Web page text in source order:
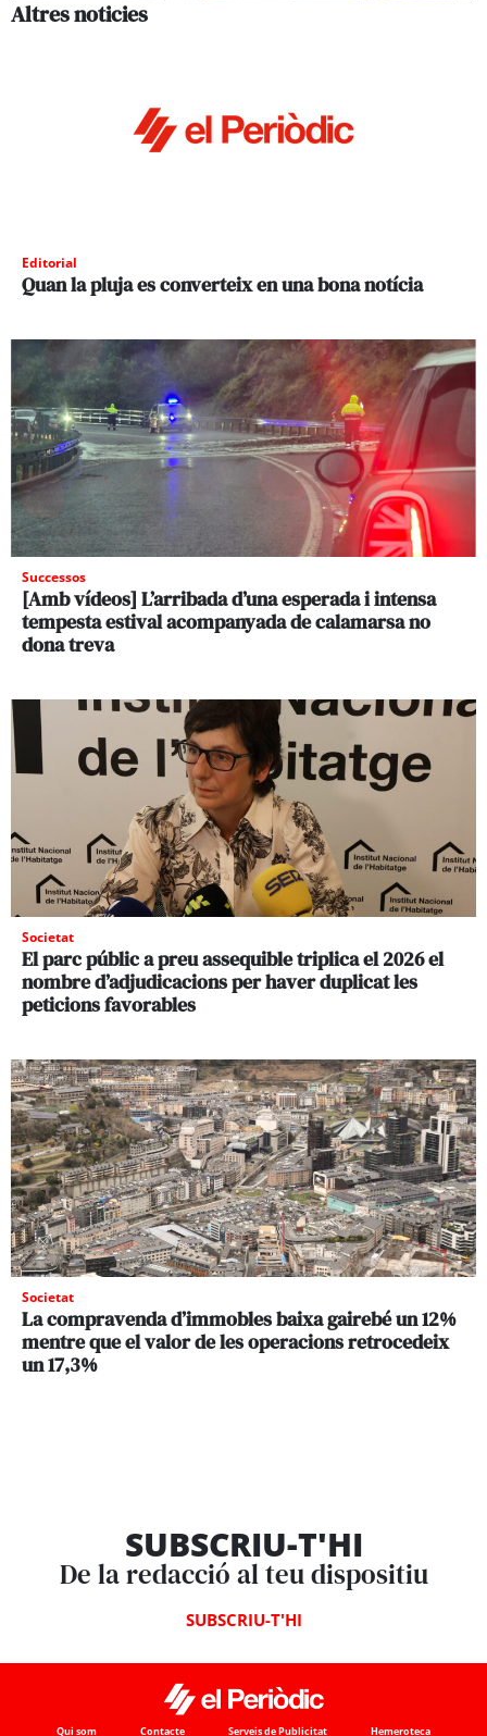
Altres noticies
Editorial
Quan la pluja es converteix en una bona notícia
Successos
[Amb vídeos] L’arribada d’una esperada i intensa
tempesta estival acompanyada de calamarsa no
dona treva
Societat
El parc públic a preu assequible triplica el 2026 el
nombre d’adjudicacions per haver duplicat les
peticions favorables
Societat
La compravenda d’immobles baixa gairebé un 12%
mentre que el valor de les operacions retrocedeix
un 17,3%
SUBSCRIU-T'HI
De la redacció al teu dispositiu
SUBSCRIU-T'HI
Qui som Contacte Serveis de Publicitat Hemeroteca